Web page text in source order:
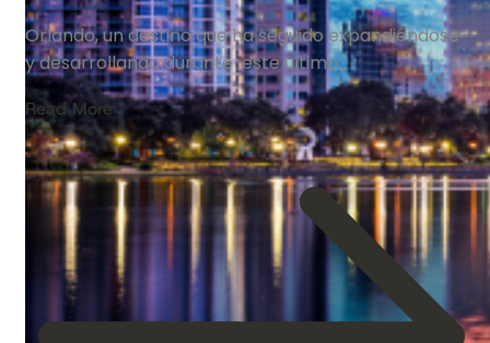
Orlando, un destino que ha seguido expandiéndose
y desarrollando durante este último…
Read More